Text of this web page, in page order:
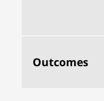
Outcomes